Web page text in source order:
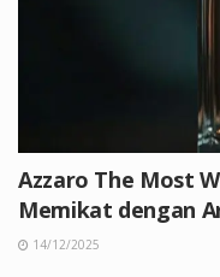
Azzaro The Most
Memikat dengan
14/12/2025